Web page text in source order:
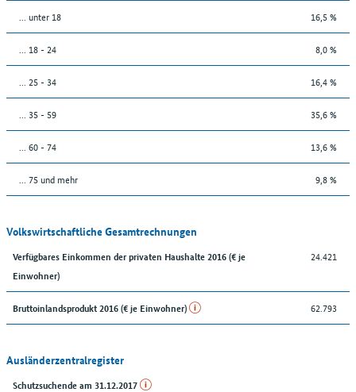
... unter 18 16,5 %
... 18 - 24 8,0 %
... 25 - 34 16,4 %
... 35 - 59 35,6 %
... 60 - 74 13,6 %
... 75 und mehr 9,8 %
Volkswirtschaftliche Gesamtrechnungen
Verfügbares Einkommen der privaten Haushalte 2016 (€ je
Einwohner)
24.421
Bruttoinlandsprodukt 2016 (€ je Einwohner) 62.793
Ausländerzentralregister
Schutzsuchende am 31.12.2017